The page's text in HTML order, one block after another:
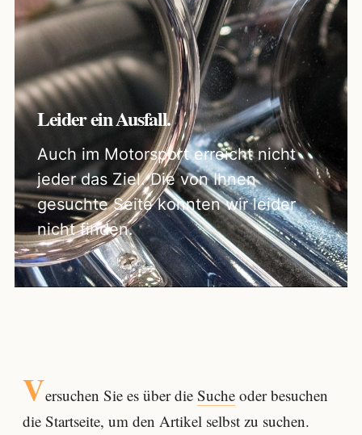
Leider ein Ausfall.
Auch im Motorsport erreicht nicht
jeder das Ziel. Die von Ihnen
gesuchte Seite konnten wir leider
nicht finden.
Versuchen Sie es über die Sucheoder besuchen
die Startseite, um den Artikel selbst zu suchen.